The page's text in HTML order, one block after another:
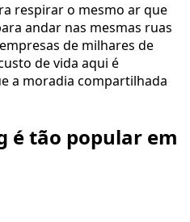
respirar o mesmo ar que
andar nas mesmas ruas
de milhares de
de vida aqui é
a moradia compartilhada
é tão popular em